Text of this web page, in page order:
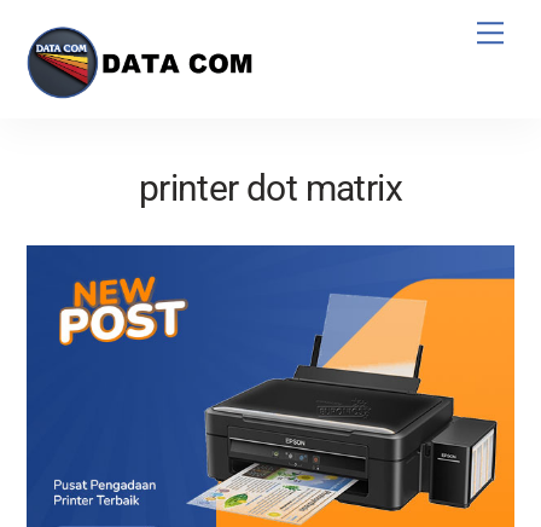
content
printer dot matrix